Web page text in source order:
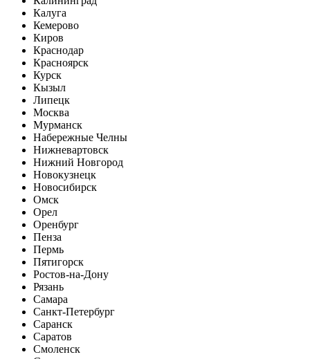
Калуга
Кемерово
Киров
Краснодар
Красноярск
Курск
Кызыл
Липецк
Москва
Мурманск
Набережные Челны
Нижневартовск
Нижний Новгород
Новокузнецк
Новосибирск
Омск
Орел
Оренбург
Пенза
Пермь
Пятигорск
Ростов-на-Дону
Рязань
Самара
Санкт-Петербург
Саранск
Саратов
Смоленск